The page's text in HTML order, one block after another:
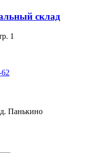
склад
1
д. Панькино